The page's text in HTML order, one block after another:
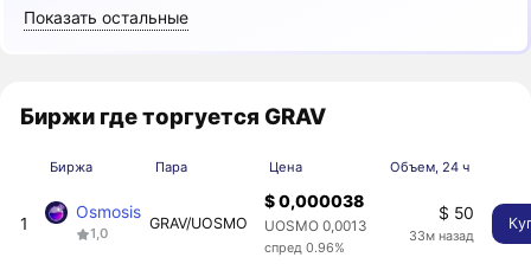
Показать остальные
Биржи где торгуется GRAV
Биржа Пара Цена Объем, 24 ч
1
Osmosis
1,0
GRAV/UOSMO
$ 0,000038
UOSMO 0,0013
спред 0.96%
$ 50
33м назад